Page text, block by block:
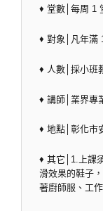
♦ 堂數│每周 1
♦ 對象│凡年滿
♦ 人數│採小班
♦ 講師│業界專
♦ 地點│彰化市
♦ 其它│1.上課
滑效果的鞋子
著廚師服、工